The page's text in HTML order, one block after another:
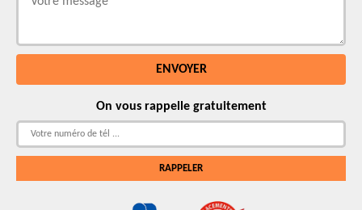
On vous rappelle gratuitement